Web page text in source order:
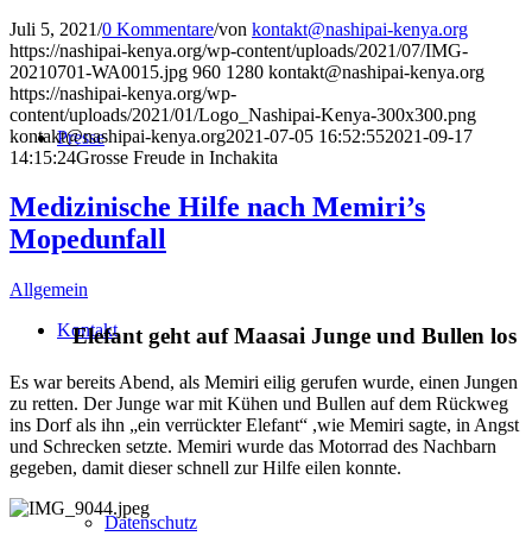
Presse
Kontakt
Datenschutz
Juli 5, 2021/0 Kommentare/von kontakt@nashipai-kenya.org
https://nashipai-kenya.org/wp-content/uploads/2021/07/IMG-
20210701-WA0015.jpg 960 1280 kontakt@nashipai-kenya.org
https://nashipai-kenya.org/wp-
content/uploads/2021/01/Logo_Nashipai-Kenya-300x300.png
kontakt@nashipai-kenya.org2021-07-05 16:52:552021-09-17
14:15:24Grosse Freude in Inchakita
Medizinische Hilfe nach Memiri’s
Mopedunfall
Allgemein
Elefant geht auf Maasai Junge und Bullen los
Es war bereits Abend, als Memiri eilig gerufen wurde, einen Jungen
zu retten. Der Junge war mit Kühen und Bullen auf dem Rückweg
ins Dorf als ihn „ein verrückter Elefant“ ,wie Memiri sagte, in Angst
und Schrecken setzte. Memiri wurde das Motorrad des Nachbarn
gegeben, damit dieser schnell zur Hilfe eilen konnte.